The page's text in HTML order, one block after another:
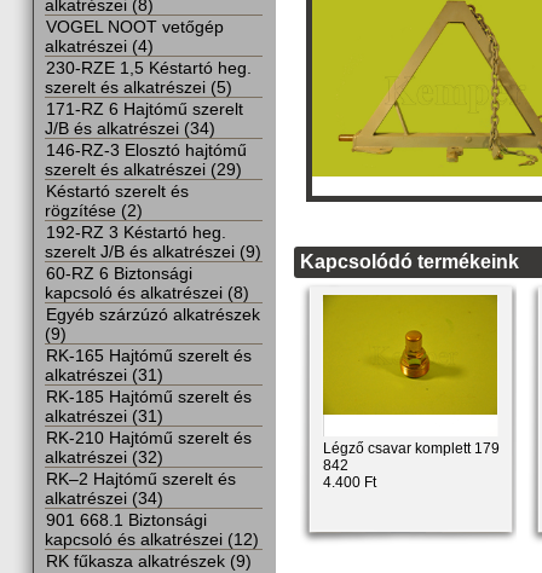
Kapcsolódó termékeink
Légző csavar komplett 179
842
4.400 Ft
alkatrészei (8)
VOGEL NOOT vetőgép
alkatrészei (4)
230-RZE 1,5 Késtartó heg.
szerelt és alkatrészei (5)
171-RZ 6 Hajtómű szerelt
J/B és alkatrészei (34)
146-RZ-3 Elosztó hajtómű
szerelt és alkatrészei (29)
Késtartó szerelt és
rögzítése (2)
192-RZ 3 Késtartó heg.
szerelt J/B és alkatrészei (9)
60-RZ 6 Biztonsági
kapcsoló és alkatrészei (8)
Egyéb szárzúzó alkatrészek
(9)
RK-165 Hajtómű szerelt és
alkatrészei (31)
RK-185 Hajtómű szerelt és
alkatrészei (31)
RK-210 Hajtómű szerelt és
alkatrészei (32)
RK–2 Hajtómű szerelt és
alkatrészei (34)
901 668.1 Biztonsági
kapcsoló és alkatrészei (12)
RK fűkasza alkatrészek (9)